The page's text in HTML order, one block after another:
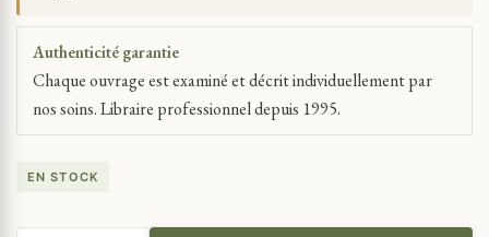
Authenticité garantie
Chaque ouvrage est examiné et décrit individuellement par
nos soins. Libraire professionnel depuis 1995.
EN STOCK